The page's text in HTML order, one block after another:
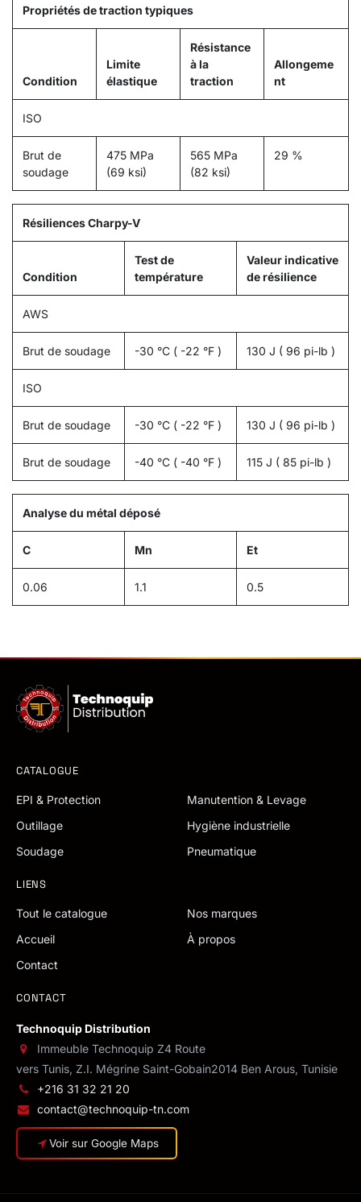
Propriétés de traction typiques
Condition
Limite
élastique
Résistance
à la
traction
Allongeme
nt
ISO
Brut de
soudage
475 MPa
(69 ksi)
565 MPa
(82 ksi)
29 %
Résiliences Charpy-V
Condition
Test de
température
Valeur indicative
de résilience
AWS
Brut de soudage -30 °C ( -22 °F ) 130 J ( 96 pi-lb )
ISO
Brut de soudage -30 °C ( -22 °F ) 130 J ( 96 pi-lb )
Brut de soudage -40 °C ( -40 °F ) 115 J ( 85 pi-lb )
Analyse du métal déposé
C Mn Et
0.06 1.1 0.5
CATALOGUE
EPI & Protection
Manutention & Levage
Outillage
Hygiène industrielle
Soudage
Pneumatique
LIENS
Tout le catalogue
Nos marques
Accueil
À propos
Contact
CONTACT
Technoquip Distribution
Immeuble Technoquip Z4 Route
vers Tunis, Z.I. Mégrine Saint-Gobain2014 Ben Arous, Tunisie
+216 31 32 21 20
contact@technoquip-tn.com
Voir sur Google Maps